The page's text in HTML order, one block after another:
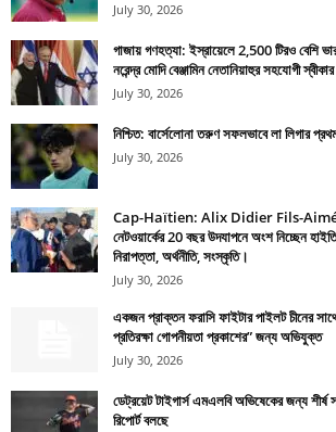
July 30, 2026
গাজায় গণহত্যা: ইস্রায়েলে 2,500 টিরও বেশি
নরেন্দ্র মোদি বেঞ্জামিন নেতানিয়াহুর সহযোগী
July 30, 2026
নিশ্চিত: বার্সেলোনা তরুণ সফলভাবে লা লিগার
July 30, 2026
Cap-Haïtien: Alix Didier Fils-Aimé
নেটওয়ার্কের 20 বছর উদযাপনে অংশ নিচ্ছেন
নিরাপত্তা, অর্থনীতি, সংস্কৃতি।
July 30, 2026
একজন প্রাক্তন ফরাসি ফাইটার পাইলট চীনের
প্রতিরক্ষা গোপনীয়তা প্রকাশের” জন্য অভিযুক্ত
July 30, 2026
ডেট্রয়েট টাইগার্স এমএলবি অভিষেকের জন্য শীর্ষ
রিপোর্ট বলছে